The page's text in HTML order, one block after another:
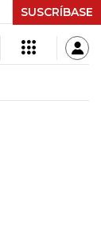
+$ 0,05 +0,01%
SUSCRÍBASE